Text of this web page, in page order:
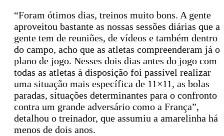
“Foram ótimos dias, treinos muito bons. A gente
aproveitou bastante as nossas sessões diárias que a
gente tem de reuniões, de vídeos e também dentro
do campo, acho que as atletas compreenderam já o
plano de jogo. Nesses dois dias antes do jogo com
todas as atletas à disposição foi passível realizar
uma situação mais específica de 11×11, as bolas
paradas, situações determinantes para o confronto
contra um grande adversário como a França”,
detalhou o treinador, que assumiu a amarelinha há
menos de dois anos.